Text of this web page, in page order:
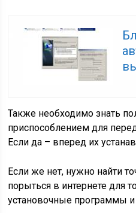
Также необходимо знать
приспособлением для
Если да – вперед их
Если же нет, нужно найти
порыться в интернете для
установочные программы и